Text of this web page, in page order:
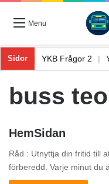
Menu
Sidor
1 YKB Frågor 2
buss
HemSidan
Råd : Utnyttja din fritid till
förberedd. Varje minut du